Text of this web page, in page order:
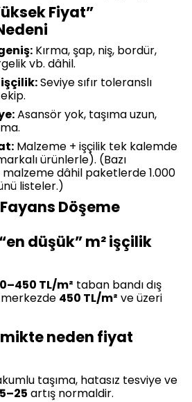
Fiyat”
Kırma, şap, niş, bordür,
vb. dâhil.
Seviye sıfır toleranslı
Asansör yok, taşıma uzun,
Malzeme + işçilik tek kalemde
ürünlerle). (Bazı
dâhil paketlerde 1.000
listeler.)
Döşeme
düşük” m² işçilik
TL/m² taban bandı dış
450 TL/m² ve üzeri
neden fiyat
taşıma, hatasız tesviye ve
artış normaldir.